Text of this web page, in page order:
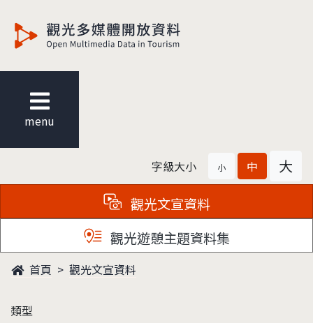
menu
字級大小 小 中 大
觀光文宣資料
觀光遊憩主題資料集
首頁 觀光文宣資料
類型